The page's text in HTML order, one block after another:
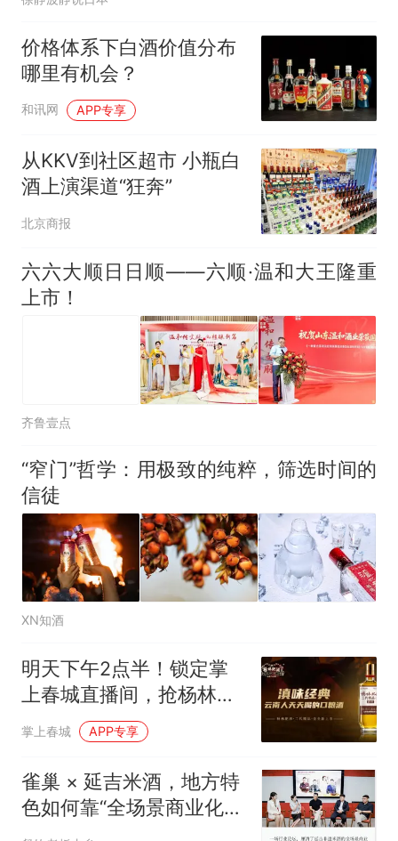
价格体系下白酒价值分布
哪里有机会？
和讯网 APP专享
从KKV到社区超市 小瓶白
酒上演渠道“狂奔”
北京商报
六六大顺日日顺——六顺·温和大王隆重
上市！
齐鲁壹点
“窄门”哲学：用极致的纯粹，筛选时间的
信徒
XN知酒
明天下午2点半！锁定掌
上春城直播间，抢杨林肥
酒专属新品福利
掌上春城 APP专享
雀巢 × 延吉米酒，地方特
色如何靠“全场景商业化”
破圈？